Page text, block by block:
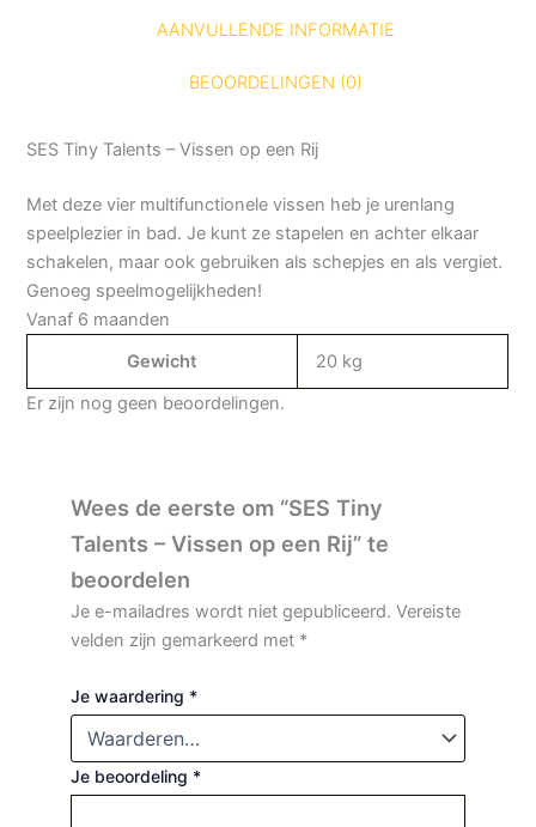
AANVULLENDE INFORMATIE
BEOORDELINGEN (0)
SES Tiny Talents – Vissen op een Rij
Met deze vier multifunctionele vissen heb je urenlang
speelplezier in bad. Je kunt ze stapelen en achter elkaar
schakelen, maar ook gebruiken als schepjes en als vergiet.
Genoeg speelmogelijkheden!
Vanaf 6 maanden
Gewicht
20 kg
Er zijn nog geen beoordelingen.
Wees de eerste om “SES Tiny
Talents – Vissen op een Rij” te
beoordelen
Je e-mailadres wordt niet gepubliceerd. Vereiste
velden zijn gemarkeerd met *
Je waardering *
Je beoordeling *